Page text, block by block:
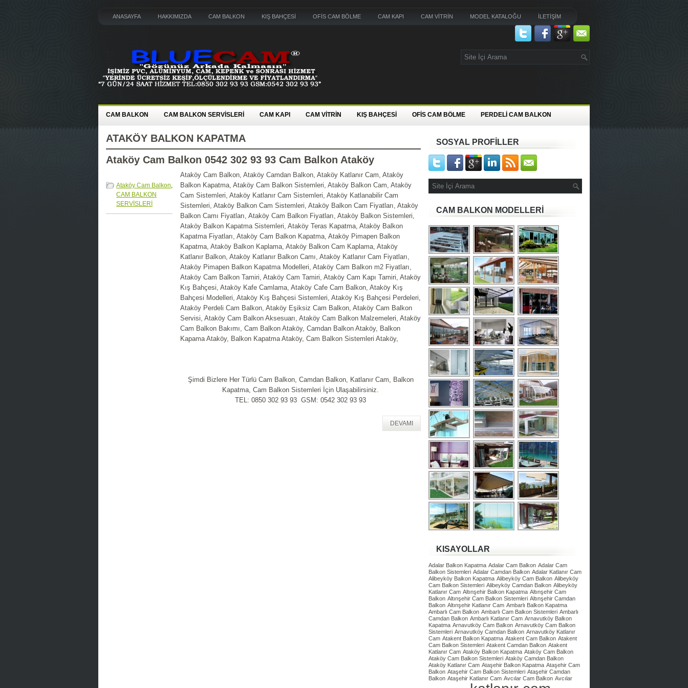
ANASAYFA HAKKIMIZDA CAM BALKON KIŞ BAHÇESİ OFİS CAM BÖLME CAM KAPI CAM VİTRİN MODEL KATALOĞU İLETİŞİM
CAM BALKON CAM BALKON SERVİSLERİ CAM KAPI CAM VİTRİN KIŞ BAHÇESİ OFİS CAM BÖLME PERDELİ CAM BALKON
ATAKÖY BALKON KAPATMA
Ataköy Cam Balkon 0542 302 93 93 Cam Balkon Ataköy
Ataköy Cam Balkon,
CAM BALKON
SERVİSLERİ
Ataköy Cam Balkon, Ataköy Camdan Balkon, Ataköy Katlanır Cam, Ataköy
Balkon Kapatma, Ataköy Cam Balkon Sistemleri, Ataköy Balkon Cam, Ataköy
Cam Sistemleri, Ataköy Katlanır Cam Sistemleri, Ataköy Katlanabilir Cam
Sistemleri, Ataköy Balkon Cam Sistemleri, Ataköy Balkon Cam Fiyatları, Ataköy
Balkon Camı Fiyatları, Ataköy Cam Balkon Fiyatları, Ataköy Balkon Sistemleri,
Ataköy Balkon Kapatma Sistemleri, Ataköy Teras Kapatma, Ataköy Balkon
Kapatma Fiyatları, Ataköy Cam Balkon Kapatma, Ataköy Pimapen Balkon
Kapatma, Ataköy Balkon Kaplama, Ataköy Balkon Cam Kaplama, Ataköy
Katlanır Balkon, Ataköy Katlanır Balkon Camı, Ataköy Katlanır Cam Fiyatları,
Ataköy Pimapen Balkon Kapatma Modelleri, Ataköy Cam Balkon m2 Fiyatları,
Ataköy Cam Balkon Tamiri, Ataköy Cam Tamiri, Ataköy Cam Kapı Tamiri, Ataköy
Kış Bahçesi, Ataköy Kafe Camlama, Ataköy Cafe Cam Balkon, Ataköy Kış
Bahçesi Modelleri, Ataköy Kış Bahçesi Sistemleri, Ataköy Kış Bahçesi Perdeleri,
Ataköy Perdeli Cam Balkon, Ataköy Eşiksiz Cam Balkon, Ataköy Cam Balkon
Servisi, Ataköy Cam Balkon Aksesuarı, Ataköy Cam Balkon Malzemeleri, Ataköy
Cam Balkon Bakımı, Cam Balkon Ataköy, Camdan Balkon Ataköy, Balkon
Kapama Ataköy, Balkon Kapatma Ataköy, Cam Balkon Sistemleri Ataköy,
Şimdi Bizlere Her Türlü Cam Balkon, Camdan Balkon, Katlanır Cam, Balkon
Kapatma, Cam Balkon Sistemleri İçin Ulaşabilirsiniz.
TEL: 0850 302 93 93 GSM: 0542 302 93 93
DEVAMI
SOSYAL PROFİLLER
CAM BALKON MODELLERİ
KISAYOLLAR
Adalar Balkon Kapatma Adalar Cam Balkon Adalar Cam
Balkon Sistemleri Adalar Camdan Balkon Adalar Katlanır Cam
Alibeyköy Balkon Kapatma Alibeyköy Cam Balkon Alibeyköy
Cam Balkon Sistemleri Alibeyköy Camdan Balkon Alibeyköy
Katlanır Cam Altınşehir Balkon Kapatma Altınşehir Cam
Balkon Altınşehir Cam Balkon Sistemleri Altınşehir Camdan
Balkon Altınşehir Katlanır Cam Ambarlı Balkon Kapatma
Ambarlı Cam Balkon Ambarlı Cam Balkon Sistemleri Ambarlı
Camdan Balkon Ambarlı Katlanır Cam Arnavutköy Balkon
Kapatma Arnavutköy Cam Balkon Arnavutköy Cam Balkon
Sistemleri Arnavutköy Camdan Balkon Arnavutköy Katlanır
Cam Atakent Balkon Kapatma Atakent Cam Balkon Atakent
Cam Balkon Sistemleri Atakent Camdan Balkon Atakent
Katlanır Cam Ataköy Balkon Kapatma Ataköy Cam Balkon
Ataköy Cam Balkon Sistemleri Ataköy Camdan Balkon
Ataköy Katlanır Cam Ataşehir Balkon Kapatma Ataşehir Cam
Balkon Ataşehir Cam Balkon Sistemleri Ataşehir Camdan
Balkon Ataşehir Katlanır Cam Avcılar Cam Balkon Avcılar